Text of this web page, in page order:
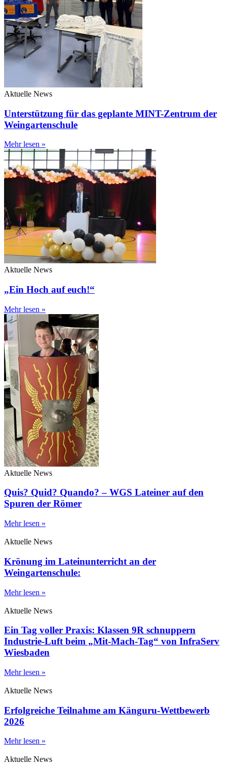
Aktuelle News
Unterstützung für das geplante MINT-Zentrum der
Weingartenschule
Mehr lesen »
Aktuelle News
„Ein Hoch auf euch!“
Mehr lesen »
Aktuelle News
Quis? Quid? Quando? – WGS Lateiner auf den
Spuren der Römer
Mehr lesen »
Aktuelle News
Krönung im Lateinunterricht an der
Weingartenschule:
Mehr lesen »
Aktuelle News
Ein Tag voller Praxis: Klassen 9R schnuppern
Industrie-Luft beim „Mit-Mach-Tag“ von InfraServ
Wiesbaden
Mehr lesen »
Aktuelle News
Erfolgreiche Teilnahme am Känguru-Wettbewerb
2026
Mehr lesen »
Aktuelle News